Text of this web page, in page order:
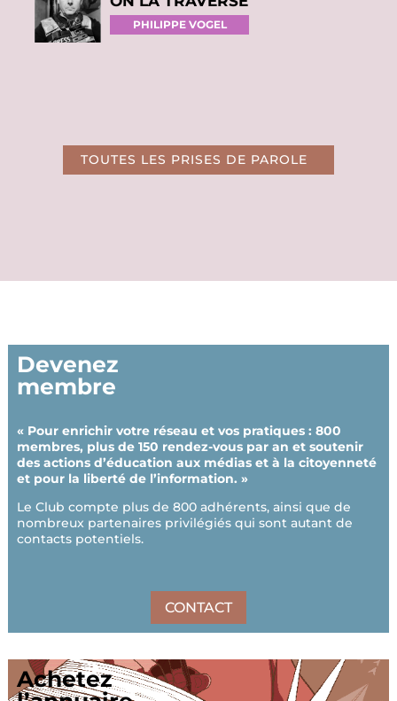
PHILIPPE VOGEL
TOUTES LES PRISES DE PAROLE
Devenez
membre
« Pour enrichir votre réseau et vos pratiques : 800
membres, plus de 150 rendez-vous par an et soutenir
des actions d’éducation aux médias et à la citoyenneté
et pour la liberté de l’information. »
Le Club compte plus de 800 adhérents, ainsi que de
nombreux partenaires privilégiés qui sont autant de
contacts potentiels.
CONTACT
Achetez